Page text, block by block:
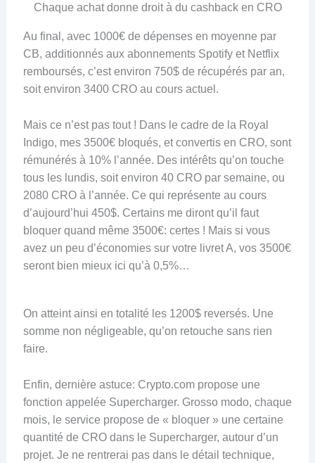
Chaque achat donne droit à du cashback en CRO
Au final, avec 1000€ de dépenses en moyenne par
CB, additionnés aux abonnements Spotify et Netflix
remboursés, c’est environ 750$ de récupérés par an,
soit environ 3400 CRO au cours actuel.
Mais ce n’est pas tout ! Dans le cadre de la Royal
Indigo, mes 3500€ bloqués, et convertis en CRO, sont
rémunérés à 10% l’année. Des intérêts qu’on touche
tous les lundis, soit environ 40 CRO par semaine, ou
2080 CRO à l’année. Ce qui représente au cours
d’aujourd’hui 450$. Certains me diront qu’il faut
bloquer quand même 3500€: certes ! Mais si vous
avez un peu d’économies sur votre livret A, vos 3500€
seront bien mieux ici qu’à 0,5%…
On atteint ainsi en totalité les 1200$ reversés. Une
somme non négligeable, qu’on retouche sans rien
faire.
Enfin, dernière astuce: Crypto.com propose une
fonction appelée Supercharger. Grosso modo, chaque
mois, le service propose de « bloquer » une certaine
quantité de CRO dans le Supercharger, autour d’un
projet. Je ne rentrerai pas dans le détail technique,